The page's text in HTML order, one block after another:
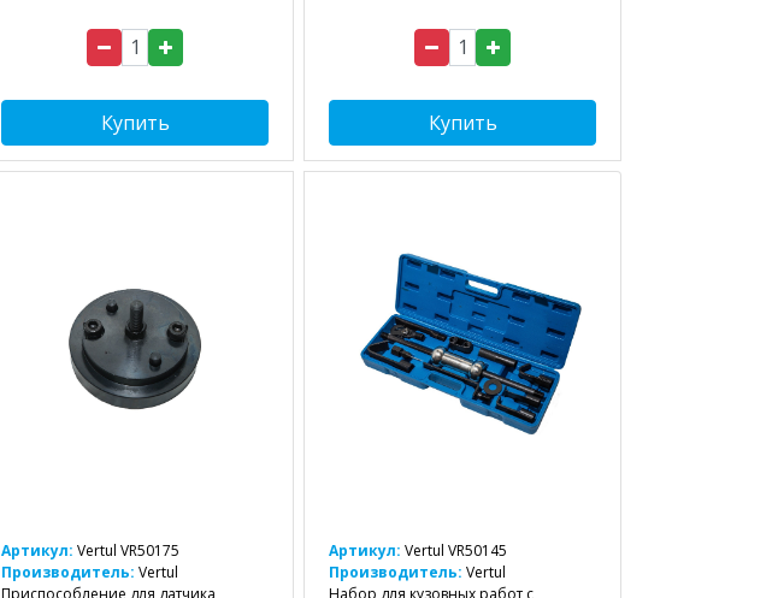
Купить Купить
Артикул: Vertul VR50175
Производитель: Vertul
Приспособление для датчика
Артикул: Vertul VR50145
Производитель: Vertul
Набор для кузовных работ с